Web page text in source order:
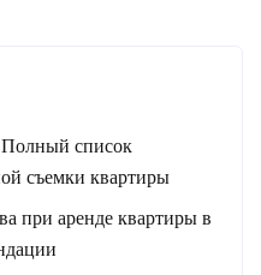
список
съемки квартиры
при аренде квартиры в